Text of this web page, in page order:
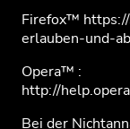
Firefox™
erlauben-und-
Opera™ :
http://
Bei der